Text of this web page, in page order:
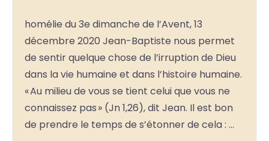
homélie du 3e dimanche de l’Avent, 13
décembre 2020 Jean-Baptiste nous permet
de sentir quelque chose de l’irruption de Dieu
dans la vie humaine et dans l’histoire humaine.
« Au milieu de vous se tient celui que vous ne
connaissez pas » (Jn 1,26), dit Jean. Il est bon
de prendre le temps de s’étonner de cela : …